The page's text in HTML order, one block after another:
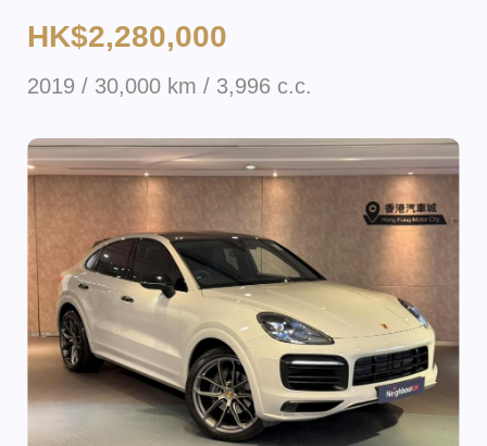
HK$2,280,000
2019 / 30,000 km / 3,996 c.c.